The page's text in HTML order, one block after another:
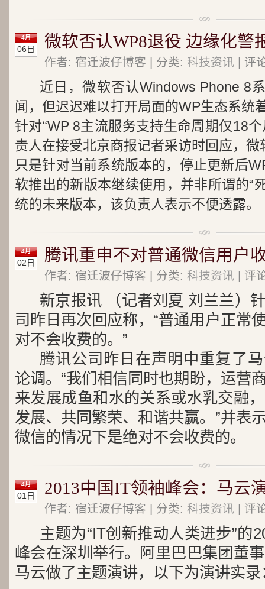
4月
06日 微软否认WP8退役 边缘化警
作者: 宿迁波仔博客 | 分类: 科技资讯 | 评
近日，微软否认Windows Phone 8
闻，但迟迟难以打开局面的WP生态系统
针对“WP 8主流服务支持生命周期仅18
责人在接受北京商报记者采访时回应，微
只是针对当前系统版本的，停止更新后
软推出的新版本继续使用，并非所谓的“
统的未来版本，该负责人表示不便透露。
4月
02日 腾讯重申不对普通微信用户
作者: 宿迁波仔博客 | 分类: 科技资讯 | 评
新京报讯 （记者刘夏 刘兰兰）
司昨日再次回应称，“普通用户正常
对不会收费的。”
腾讯公司昨日在声明中重复了
论调。“我们相信同时也期盼，运营
来发展成鱼和水的关系或水乳交融
发展、共同繁荣、和谐共赢。”并表
微信的情况下是绝对不会收费的。
4月
01日 2013中国IT领袖峰会：马云
作者: 宿迁波仔博客 | 分类: 科技资讯 | 评
主题为“IT创新推动人类进步”的
峰会在深圳举行。阿里巴巴集团董
马云做了主题演讲，以下为演讲实录